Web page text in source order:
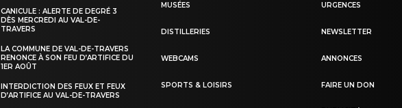
CANICULE : ALERTE DE DEGRÉ 3
DÈS MERCREDI AU VAL-DE-
TRAVERS
LA COMMUNE DE VAL-DE-TRAVERS
RENONCE À SON FEU D’ARTIFICE DU
1ER AOÛT
INTERDICTION DES FEUX ET FEUX
D’ARTIFICE AU VAL-DE-TRAVERS
MUSÉES
DISTILLERIES
WEBCAMS
SPORTS & LOISIRS
URGENCES
NEWSLETTER
ANNONCES
FAIRE UN DON